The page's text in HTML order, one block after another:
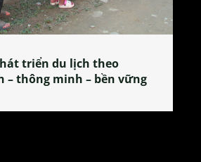
tẻ Phú Nhi – nơi lan
xứ Đoài